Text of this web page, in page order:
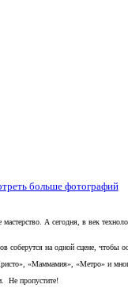
больше фотографий
А сегодня, в век
на одной сцене, чтобы
«Маммамия», «Метро» и
Не пропустите!